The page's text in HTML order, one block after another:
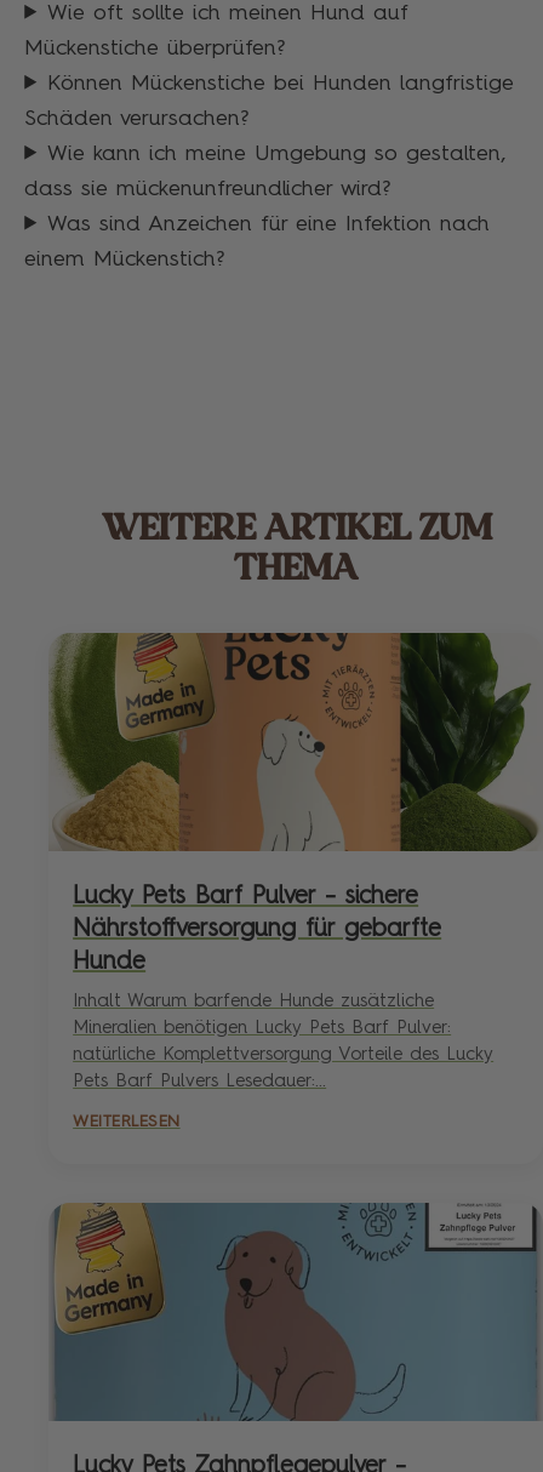
Wie oft sollte ich meinen Hund auf
Mückenstiche überprüfen?
Können Mückenstiche bei Hunden langfristige
Schäden verursachen?
Wie kann ich meine Umgebung so gestalten,
dass sie mückenunfreundlicher wird?
Was sind Anzeichen für eine Infektion nach
einem Mückenstich?
WEITERE ARTIKEL ZUM
THEMA
Lucky Pets Barf Pulver – sichere
Nährstoffversorgung für gebarfte
Hunde
Inhalt Warum barfende Hunde zusätzliche
Mineralien benötigen Lucky Pets Barf Pulver:
natürliche Komplettversorgung Vorteile des Lucky
Pets Barf Pulvers Lesedauer:...
WEITERLESEN
Lucky Pets Zahnpflegepulver –